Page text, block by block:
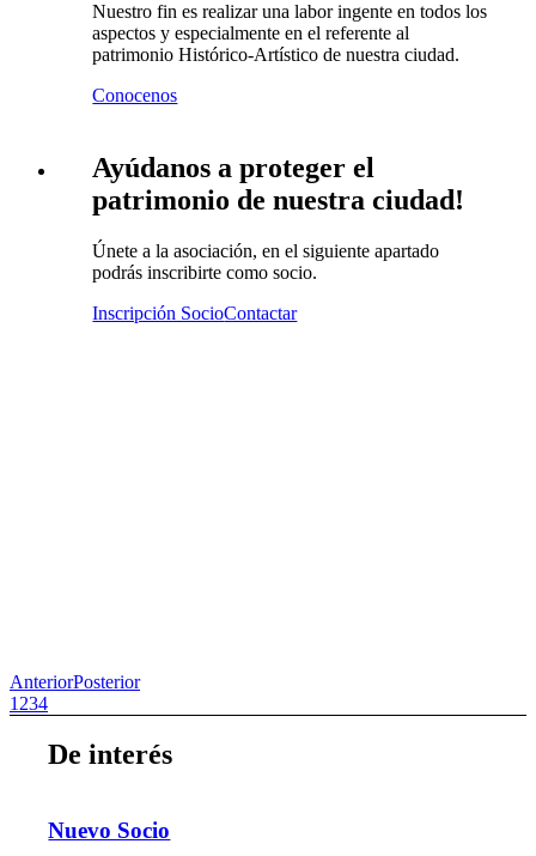
Nuestro fin es realizar una labor ingente en todos los
aspectos y especialmente en el referente al
patrimonio Histórico-Artístico de nuestra ciudad.
Conocenos
Ayúdanos a proteger el
patrimonio de nuestra ciudad!
Únete a la asociación, en el siguiente apartado
podrás inscribirte como socio.
Inscripción SocioContactar
AnteriorPosterior
1 234
De interés
Nuevo Socio